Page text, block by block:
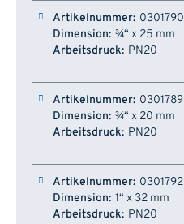
0301790
¾“ x 25 mm
PN20
0301789
¾“ x 20 mm
PN20
0301792
1“ x 32 mm
PN20